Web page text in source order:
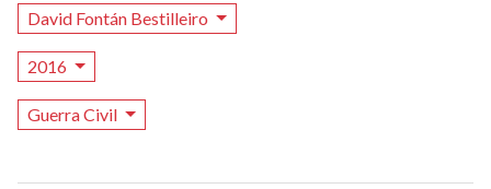
David Fontán Bestilleiro
2016
Guerra Civil